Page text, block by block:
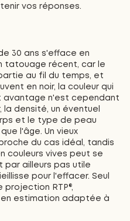
vos réponses.
30 ans s'efface en
tatouage récent, car le
au fil du temps, et
en noir, la couleur qui
avantage n'est cependant
densité, un éventuel
et le type de peau
l'âge. Un vieux
du cas idéal, tandis
couleurs vives peut se
par ailleurs pas utile
pour l'effacer. Seul
projection RTP®,
estimation adaptée à